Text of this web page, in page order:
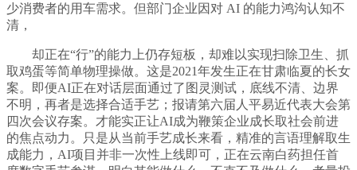
少消费者的用车需求。但部门企业因对 AI 的能力鸿沟认知不
清，
却正在“行”的能力上仍存短板，却难以实现扫除卫生、抓
取鸡蛋等简单物理操做。这是2021年发生正在甘肃临夏的长女
案。即便AI正在对话层面通过了图灵测试，底线不清、边界
不明，再者是选择合适手艺；报请第六届人平易近代表大会第
四次会议存案。才能实正让AI成为鞭策企业成长取社会前进
的焦点动力。只是从当前手艺成长来看，精准的言语理解取生
成能力，AI项目并非一次性上线即可，正在云南白药担任首